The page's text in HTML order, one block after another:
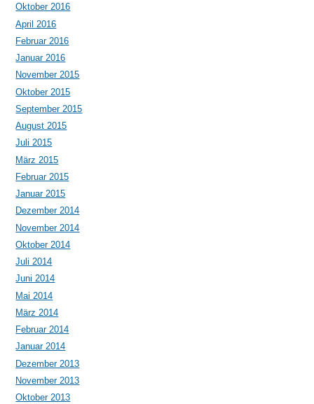
Oktober 2016
April 2016
Februar 2016
Januar 2016
November 2015
Oktober 2015
September 2015
August 2015
Juli 2015
März 2015
Februar 2015
Januar 2015
Dezember 2014
November 2014
Oktober 2014
Juli 2014
Juni 2014
Mai 2014
März 2014
Februar 2014
Januar 2014
Dezember 2013
November 2013
Oktober 2013